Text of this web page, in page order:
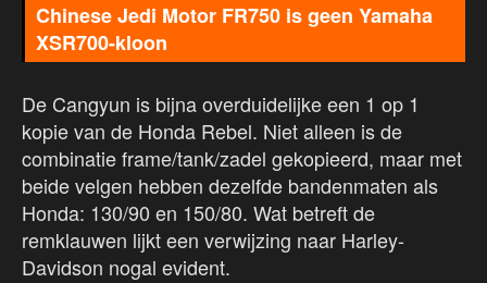
Chinese Jedi Motor FR750 is geen Yamaha
XSR700-kloon
De Cangyun is bijna overduidelijke een 1 op 1
kopie van de Honda Rebel. Niet alleen is de
combinatie frame/tank/zadel gekopieerd, maar met
beide velgen hebben dezelfde bandenmaten als
Honda: 130/90 en 150/80. Wat betreft de
remklauwen lijkt een verwijzing naar Harley-
Davidson nogal evident.